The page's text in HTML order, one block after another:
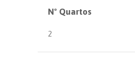
Nº Quartos
2